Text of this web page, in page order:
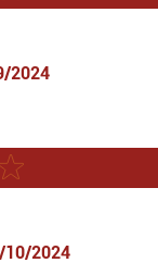
2024
10/2024